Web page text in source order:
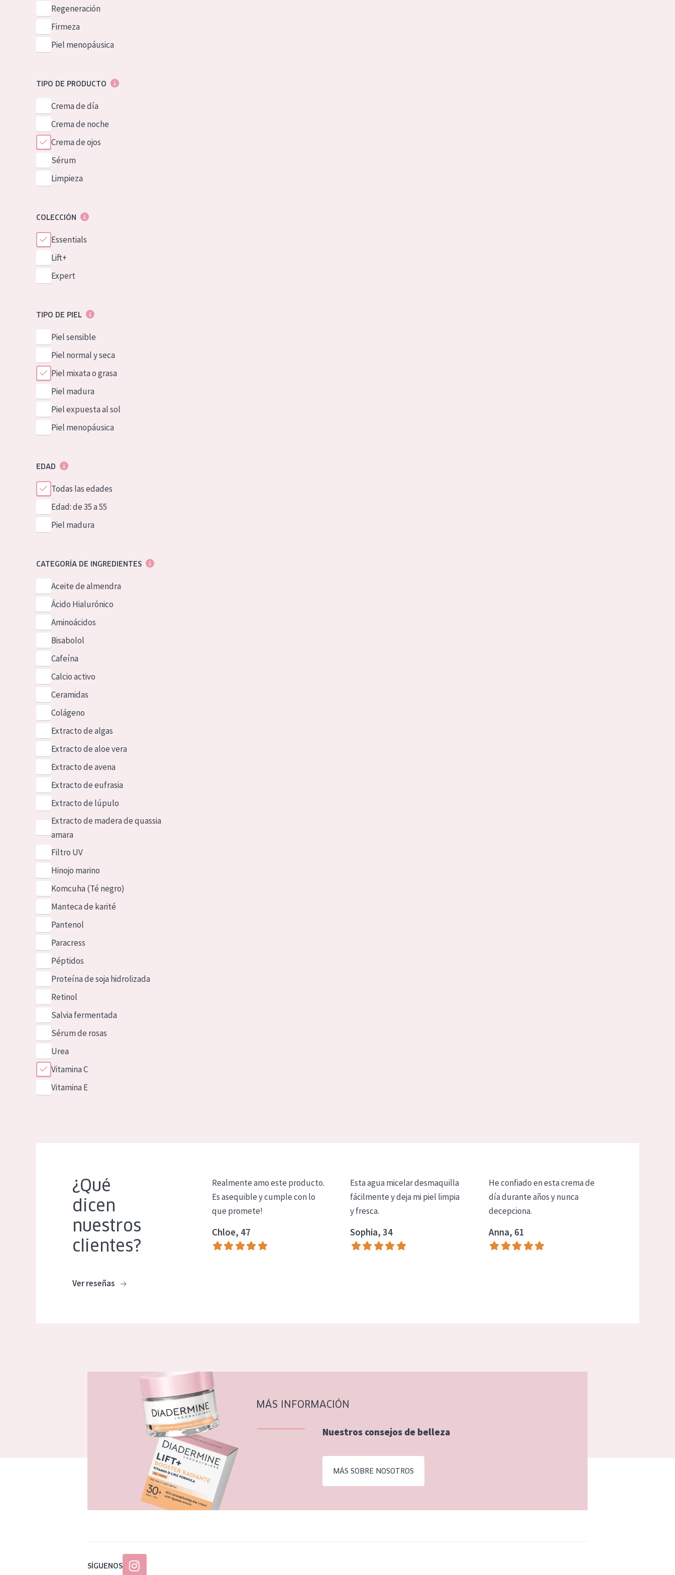
German
Spanish
Greek
Regeneración
Firmeza
Piel menopáusica
TIPO DE PRODUCTO
Crema de día
Crema de noche
Crema de ojos
Sérum
Limpieza
COLECCIÓN
Essentials
Lift+
Expert
TIPO DE PIEL
Piel sensible
Piel normal y seca
Piel mixata o grasa
Piel madura
Piel expuesta al sol
Piel menopáusica
EDAD
Todas las edades
Edad: de 35 a 55
Piel madura
CATEGORÍA DE INGREDIENTES
Aceite de almendra
Ácido Hialurónico
Aminoácidos
Bisabolol
Cafeína
Calcio activo
Ceramidas
Colágeno
Extracto de algas
Extracto de aloe vera
Extracto de avena
Extracto de eufrasia
Extracto de lúpulo
Extracto de madera de quassia
amara
Filtro UV
Hinojo marino
Komcuha (Té negro)
Manteca de karité
Pantenol
Paracress
Péptidos
Proteína de soja hidrolizada
Retinol
Salvia fermentada
Sérum de rosas
Urea
Vitamina C
Vitamina E
¿Qué
dicen
nuestros
clientes?
Ver reseñas
Realmente amo este producto.
Es asequible y cumple con lo
que promete!
Chloe, 47
Esta agua micelar desmaquilla
fácilmente y deja mi piel limpia
y fresca.
Sophia, 34
He confiado en esta crema de
día durante años y nunca
decepciona.
Anna, 61
MÁS INFORMACIÓN
Nuestros consejos de belleza
MÁS SOBRE NOSOTROS
SÍGUENOS